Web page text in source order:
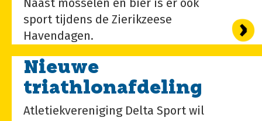
Naast mosselen en bier is er ook
sport tijdens de Zierikzeese
Havendagen.
Nieuwe
triathlonafdeling
Atletiekvereniging Delta Sport wil